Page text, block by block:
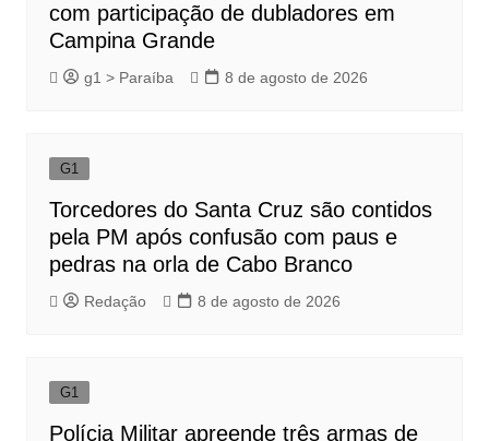
com participação de dubladores em
Campina Grande
g1 > Paraíba 8 de agosto de 2026
G1
Torcedores do Santa Cruz são contidos
pela PM após confusão com paus e
pedras na orla de Cabo Branco
Redação 8 de agosto de 2026
G1
Polícia Militar apreende três armas de